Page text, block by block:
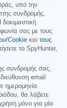
υπό την
συνδρομής.
σας με τους
Cookie και τους
το SpyHunter,
συνδρομής σας,
email
ημερομηνία
θα λάβετε
μόνο για μία